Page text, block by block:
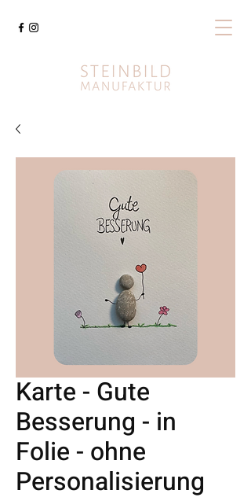
Karte - Gute
Besserung - in
Folie - ohne
Personalisierung